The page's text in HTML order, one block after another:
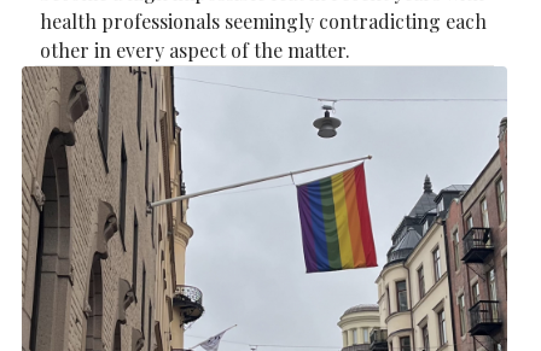
health professionals seemingly contradicting each
other in every aspect of the matter.